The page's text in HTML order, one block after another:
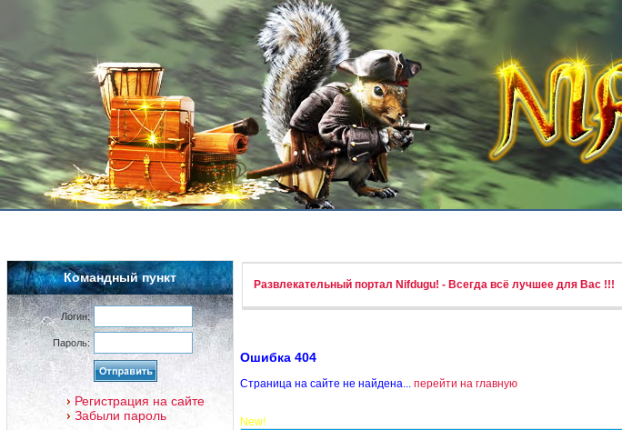
Командный пункт
Логин:
Пароль:
Регистрация на сайте
Забыли пароль
Развлекательный портал Nifdugu! - Всегда всё лучшее для Вас !!!
Ошибка 404
Страница на сайте не найдена... перейти на главную
New!